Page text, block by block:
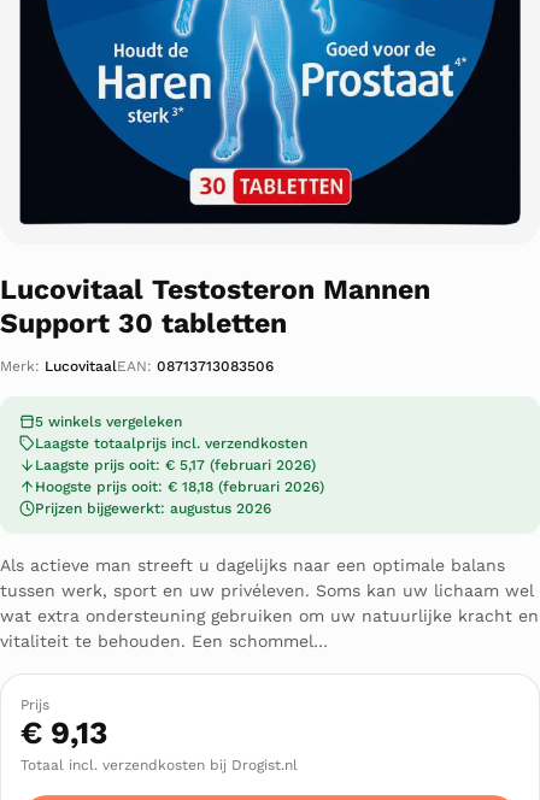
Lucovitaal Testosteron Mannen
Support 30 tabletten
Merk: LucovitaalEAN: 08713713083506
5 winkels vergeleken
Laagste totaalprijs incl. verzendkosten
Laagste prijs ooit: € 5,17 (februari 2026)
Hoogste prijs ooit: € 18,18 (februari 2026)
Prijzen bijgewerkt: augustus 2026
Als actieve man streeft u dagelijks naar een optimale balans
tussen werk, sport en uw privéleven. Soms kan uw lichaam wel
wat extra ondersteuning gebruiken om uw natuurlijke kracht en
vitaliteit te behouden. Een schommel…
Prijs
€ 9,13
Totaal incl. verzendkosten bij Drogist.nl